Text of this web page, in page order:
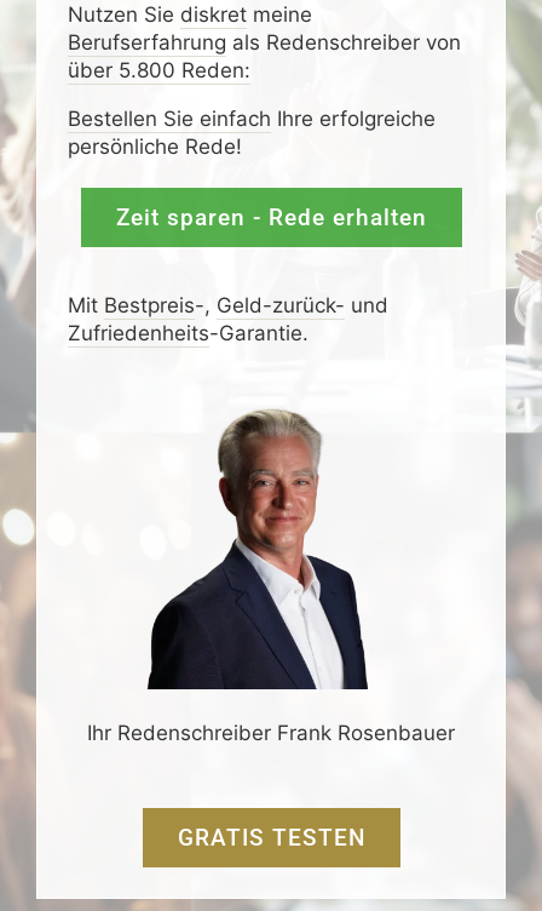
Nutzen Sie diskretmeine
Berufserfahrung als Redenschreiber von
über 5.800 Reden:
Bestellen Sie einfach Ihre erfolgreiche
persönliche Rede!
Zeit sparen - Rede erhalten
Mit Bestpreis-, Geld-zurück- und
Zufrieden­­heits-Garantie.
Ihr Redenschreiber Frank Rosenbauer
GRATIS TESTEN